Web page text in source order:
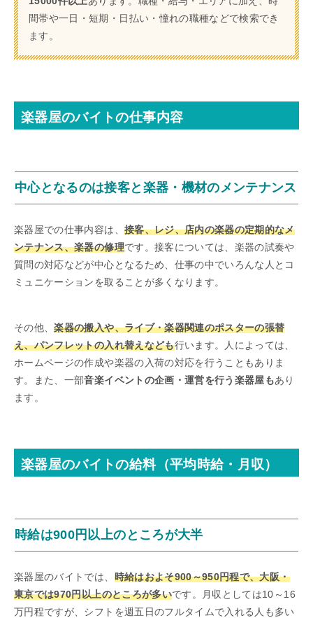
間帯や一日・短期・日払い・憧れの職種などで検索でき
ます。
楽器屋のバイトの仕事内容
中心となるのは接客と楽器・機材のメンテナンス
楽器屋での仕事内容は、 接客、レジ、店内の楽器の定期的なメ
ンテナンス、楽器の修理です。接客については、楽器の試奏や
質問の対応などが中心となるため、仕事の中でいろんな人とコ
ミュニケーションを取ることが多くなります。
その他、楽器の搬入や、ライブ・楽器関連のポスターの張替
え、パンフレットの入れ替えなども行います。人によっては、
ホームページの作成や楽器の入荷の対応を行うこともありま
す。また、一部音楽イベントの企画・運営を行う楽器屋もあり
ます。
楽器屋のバイトの給料（平均時給・月収）
時給は900円以上のところが大半
楽器屋のバイトでは、 時給はおよそ900～950円程で、大阪・
東京では970円以上のところが多いです。月収としては10～16
万円程ですが、シフトを週五日のフルタイムで入れる人も多い